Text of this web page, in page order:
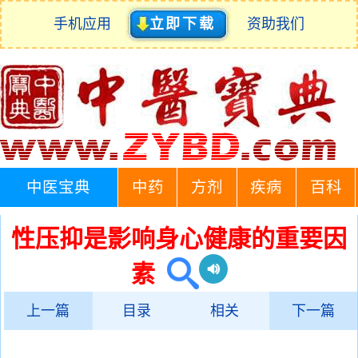
手机应用 立即下载 资助我们
中医宝典 中药 方剂 疾病 百科
性压抑是影响身心健康的重要因
素
上一篇 目录 相关 下一篇